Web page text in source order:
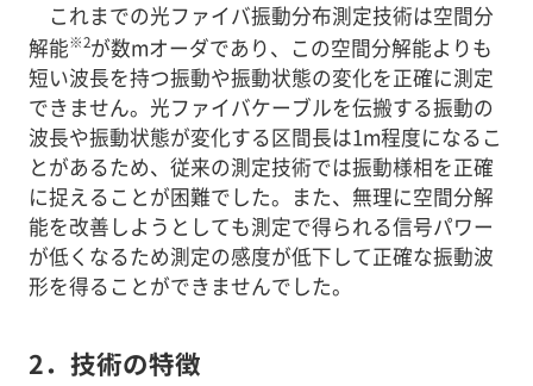
これまでの光ファイバ振動分布測定技術は空間分
解能※2が数mオーダであり、この空間分解能よりも
短い波長を持つ振動や振動状態の変化を正確に測定
できません。光ファイバケーブルを伝搬する振動の
波長や振動状態が変化する区間長は1m程度になるこ
とがあるため、従来の測定技術では振動様相を正確
に捉えることが困難でした。また、無理に空間分解
能を改善しようとしても測定で得られる信号パワー
が低くなるため測定の感度が低下して正確な振動波
形を得ることができませんでした。
2．技術の特徴